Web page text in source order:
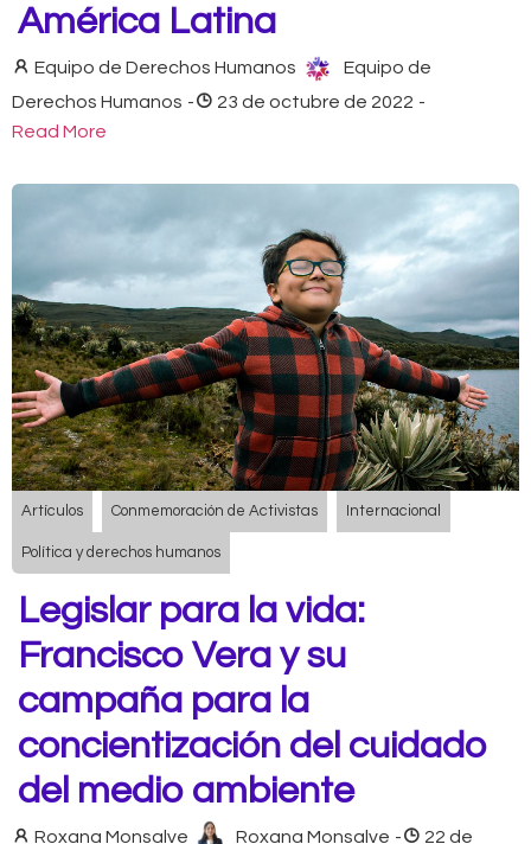
América Latina
Equipo de Derechos Humanos
Equipo de
Derechos Humanos - 23 de octubre de 2022 -
Read More
Artículos Conmemoración de Activistas Internacional
Política y derechos humanos
Legislar para la vida:
Francisco Vera y su
campaña para la
concientización del cuidado
del medio ambiente
Roxana Monsalve Roxana Monsalve - 22 de